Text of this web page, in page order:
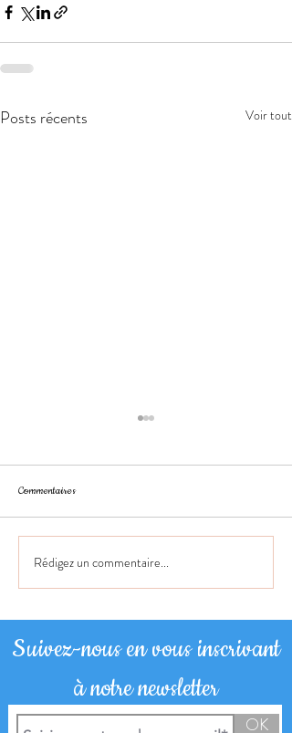
Posts récents Voir tout
Citation du jour
Commentaires
Rédigez un commentaire...
Suivez-nous en vous inscrivant
à notre newsletter
OK